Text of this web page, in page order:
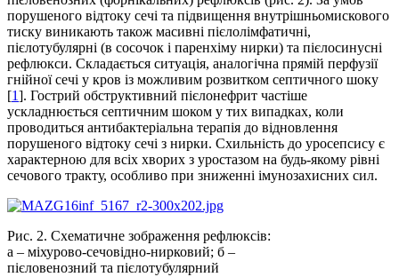
порушеного відтоку сечі та підвищення внутрішньомискового
тиску виникають також масивні пієлолімфатичні,
пієлотубулярні (в сосочок і паренхіму нирки) та пієлосинусні
рефлюкси. Складається ситуація, аналогічна прямій перфузії
гнійної сечі у кров із можливим розвитком септичного шоку
[1]. Гострий обструктивний пієлонефрит частіше
ускладнюється септичним шоком у тих випадках, коли
проводиться антибактеріальна терапія до відновлення
порушеного відтоку сечі з нирки. Схильність до уросепсису є
характерною для всіх хворих з уростазом на будь-якому рівні
сечового тракту, особливо при зниженні імунозахисних сил.
Рис. 2. Схематичне зображення рефлюксів:
а – міхурово-сечовідно-нирковий; б –
пієловенозний та пієлотубулярний